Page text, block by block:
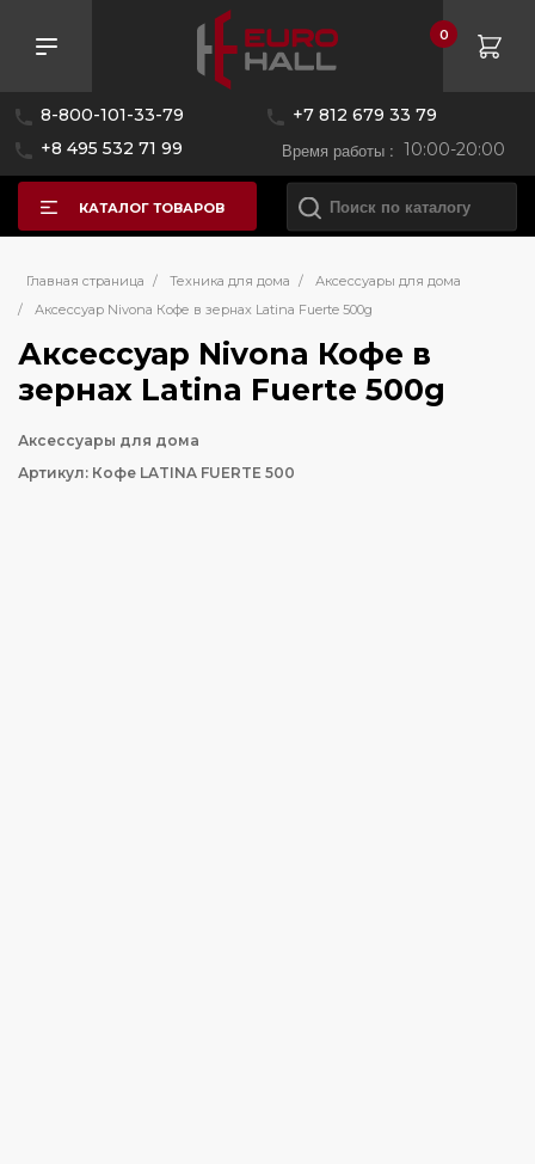
8-800-101-33-79
+7 812 679 33 79
+8 495 532 71 99
Время работы : 10:00-20:00
0
КАТАЛОГ ТОВАРОВ
Главная страница / Техника для дома /
Аксессуары для дома
/
Аксессуар Nivona Кофе в зернах Latina Fuerte 500g
Аксессуар Nivona Кофе в
зернах Latina Fuerte 500g
Аксессуары для дома
Артикул: Кофе LATINA FUERTE 500